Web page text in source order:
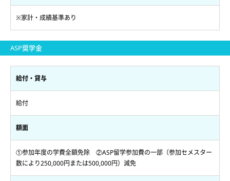
※家計・成績基準あり
ASP奨学金
給付・貸与
給付
額面
①参加年度の学費全額免除 ②ASP留学参加費の一部（参加セメスター
数により250,000円または500,000円）減免